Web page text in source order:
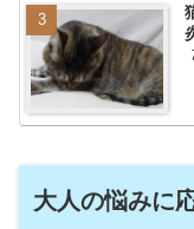
大人の悩みに